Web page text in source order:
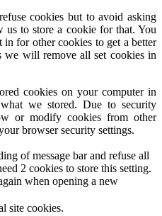
cookies but to avoid asking
to store a cookie for that. You
for other cookies to get a better
we will remove all set cookies in
cookies on your computer in
we stored. Due to security
or modify cookies from other
browser security settings.
of message bar and refuse all
2 cookies to store this setting.
when opening a new
site cookies.